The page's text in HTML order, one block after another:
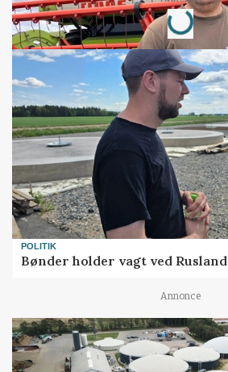
POLITIK
Bønder holder vagt ved Rusland
Annonce